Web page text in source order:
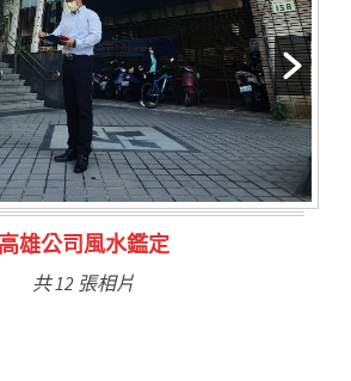
林氏福主量子生基造命
共 6 張相片